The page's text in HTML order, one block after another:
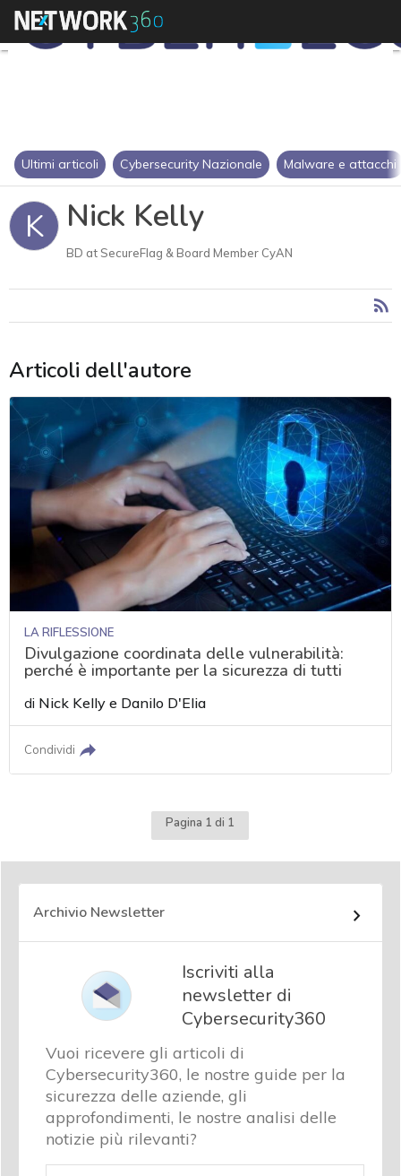
Ultimi articoli Cybersecurity Nazionale Malware e attacchi
K Nick Kelly
BD at SecureFlag & Board Member CyAN
Articoli dell'autore
LA RIFLESSIONE
Divulgazione coordinata delle vulnerabilità:
perché è importante per la sicurezza di tutti
di Nick Kelly e Danilo D'Elia
Condividi
Pagina 1 di 1
Archivio Newsletter
Iscriviti alla
newsletter di
Cybersecurity360
Vuoi ricevere gli articoli di
Cybersecurity360, le nostre guide per la
sicurezza delle aziende, gli
approfondimenti, le nostre analisi delle
notizie più rilevanti?